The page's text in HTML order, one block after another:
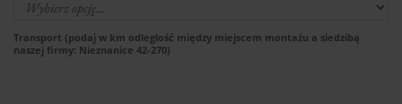
Transport (podaj w km odległość między miejscem montażu a siedzibą
naszej firmy: Nieznanice 42-270)